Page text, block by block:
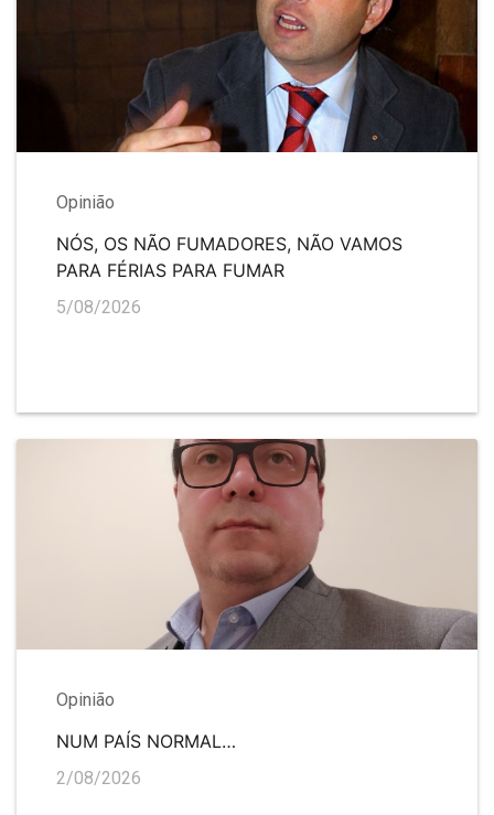
Opinião
NÓS, OS NÃO FUMADORES, NÃO VAMOS
PARA FÉRIAS PARA FUMAR
5/08/2026
Opinião
NUM PAÍS NORMAL…
2/08/2026